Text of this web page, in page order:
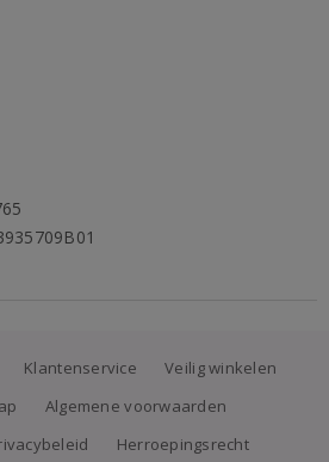
Klantenservice
Veilig winkelen
Algemene voorwaarden
Herroepingsrecht